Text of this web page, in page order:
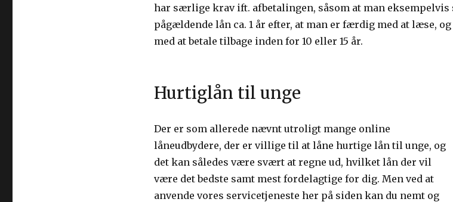
har særlige krav ift. afbetalingen, såsom at man eksempelvis
pågældende lån ca. 1 år efter, at man er færdig med at læse,
med at betale tilbage inden for 10 eller 15 år.
Hurtiglån til unge
Der er som allerede nævnt utroligt mange online
låneudbydere, der er villige til at låne hurtige lån til unge, og
det kan således være svært at regne ud, hvilket lån der vil
være det bedste samt mest fordelagtige for dig. Men ved at
anvende vores servicetjeneste her på siden kan du nemt og